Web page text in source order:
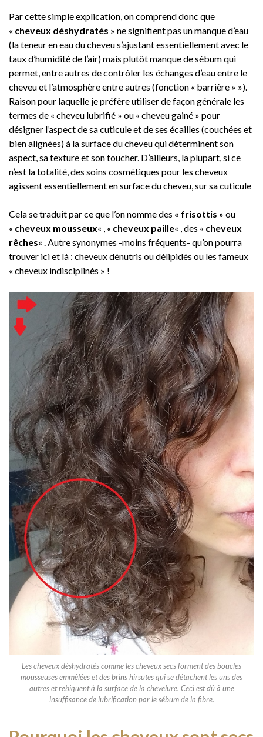
Par cette simple explication, on comprend donc que
« cheveux déshydratés » ne signifient pas un manque d’eau
(la teneur en eau du cheveu s’ajustant essentiellement avec le
taux d’humidité de l’air) mais plutôt manque de sébum qui
permet, entre autres de contrôler les échanges d’eau entre le
cheveu et l’atmosphère entre autres (fonction « barrière » »).
Raison pour laquelle je préfère utiliser de façon générale les
termes de « cheveu lubrifié » ou « cheveu gainé » pour
désigner l’aspect de sa cuticule et de ses écailles (couchées et
bien alignées) à la surface du cheveu qui déterminent son
aspect, sa texture et son toucher. D’ailleurs, la plupart, si ce
n’est la totalité, des soins cosmétiques pour les cheveux
agissent essentiellement en surface du cheveu, sur sa cuticule
Cela se traduit par ce que l’on nomme des « frisottis » ou
« cheveux mousseux« , « cheveux paille« , des « cheveux
rêches« . Autre synonymes -moins fréquents- qu’on pourra
trouver ici et là : cheveux dénutris ou délipidés ou les fameux
« cheveux indisciplinés » !
Les cheveux déshydratés comme les cheveux secs forment des boucles
mousseuses emmêlées et des brins hirsutes qui se détachent les uns des
autres et rebiquent à la surface de la chevelure. Ceci est dû à une
insuffisance de lubrification par le sébum de la fibre.